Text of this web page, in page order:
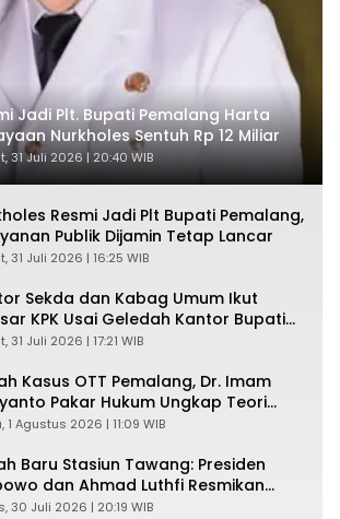
Jadi Plt. Bupati Pemalang Harta
Nurkholes Sentuh Rp 12 Miliar
31 Juli 2026 | 20:40 WIB
Resmi Jadi Plt Bupati Pemalang,
Publik Dijamin Tetap Lancar
31 Juli 2026 | 16:25 WIB
Sekda dan Kabag Umum Ikut
KPK Usai Geledah Kantor Bupati
31 Juli 2026 | 17:21 WIB
Kasus OTT Pemalang, Dr. Imam
Pakar Hukum Ungkap Teori
KPK
1 Agustus 2026 | 11:09 WIB
Baru Stasiun Tawang: Presiden
dan Ahmad Luthfi Resmikan
Jateng yang Lebih Tangguh
30 Juli 2026 | 20:19 WIB